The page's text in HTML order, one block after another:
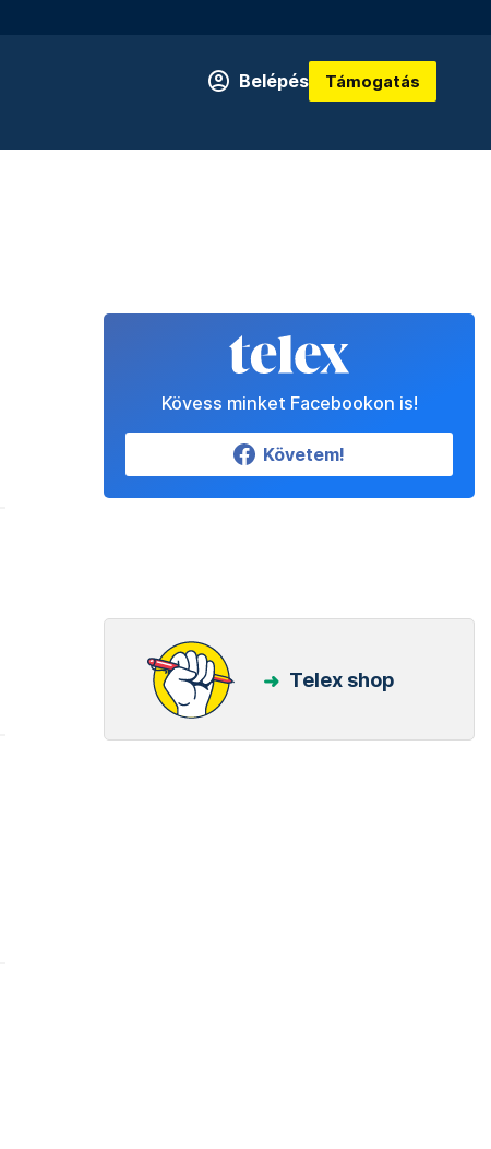
Belépés Támogatás
Kövess minket Facebookon is!
Követem!
Telex shop